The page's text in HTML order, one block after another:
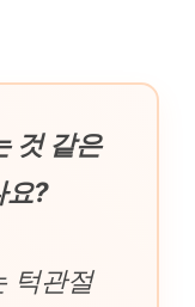
것 같은
요?
턱관절